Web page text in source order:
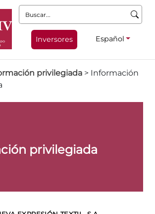
Buscar:
Inversores Español
privilegiada > Información
privilegiada